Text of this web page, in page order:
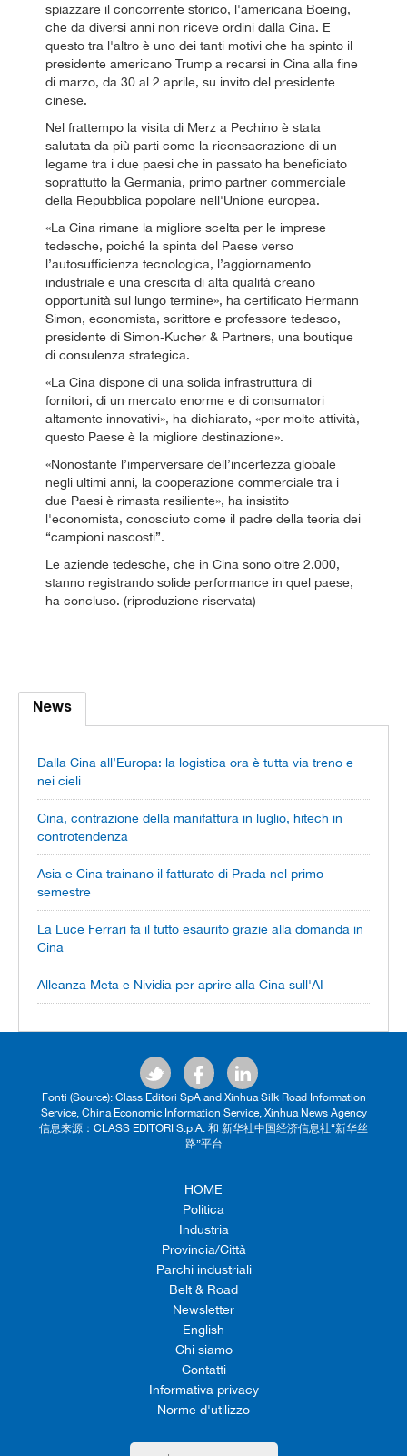
spiazzare il concorrente storico, l'americana Boeing,
che da diversi anni non riceve ordini dalla Cina. E
questo tra l'altro è uno dei tanti motivi che ha spinto il
presidente americano Trump a recarsi in Cina alla fine
di marzo, da 30 al 2 aprile, su invito del presidente
cinese.
Nel frattempo la visita di Merz a Pechino è stata
salutata da più parti come la riconsacrazione di un
legame tra i due paesi che in passato ha beneficiato
soprattutto la Germania, primo partner commerciale
della Repubblica popolare nell'Unione europea.
«La Cina rimane la migliore scelta per le imprese
tedesche, poiché la spinta del Paese verso
l’autosufficienza tecnologica, l’aggiornamento
industriale e una crescita di alta qualità creano
opportunità sul lungo termine», ha certificato Hermann
Simon, economista, scrittore e professore tedesco,
presidente di Simon-Kucher & Partners, una boutique
di consulenza strategica.
«La Cina dispone di una solida infrastruttura di
fornitori, di un mercato enorme e di consumatori
altamente innovativi», ha dichiarato, «per molte attività,
questo Paese è la migliore destinazione».
«Nonostante l’imperversare dell’incertezza globale
negli ultimi anni, la cooperazione commerciale tra i
due Paesi è rimasta resiliente», ha insistito
l'economista, conosciuto come il padre della teoria dei
“campioni nascosti”.
Le aziende tedesche, che in Cina sono oltre 2.000,
stanno registrando solide performance in quel paese,
ha concluso. (riproduzione riservata)
News
Dalla Cina all’Europa: la logistica ora è tutta via treno e
nei cieli
Cina, contrazione della manifattura in luglio, hitech in
controtendenza
Asia e Cina trainano il fatturato di Prada nel primo
semestre
La Luce Ferrari fa il tutto esaurito grazie alla domanda in
Cina
Alleanza Meta e Nividia per aprire alla Cina sull'AI
Fonti (Source): Class Editori SpA and Xinhua Silk Road Information
Service, China Economic Information Service, Xinhua News Agency
信息来源：CLASS EDITORI S.p.A. 和 新华社中国经济信息社“新华丝
路”平台
HOME
Politica
Industria
Provincia/Città
Parchi industriali
Belt & Road
Newsletter
English
Chi siamo
Contatti
Informativa privacy
Norme d'utilizzo